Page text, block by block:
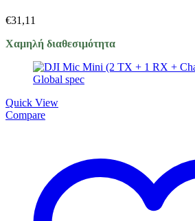
€31,11
Χαμηλή διαθεσιμότητα
Quick View
Compare